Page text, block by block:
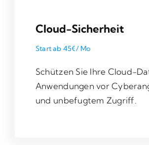
Cloud-Sicherheit
Start ab 45€/ Mo
Schützen Sie Ihre Cloud-
Anwendungen vor
und unbefugtem Zugriff.